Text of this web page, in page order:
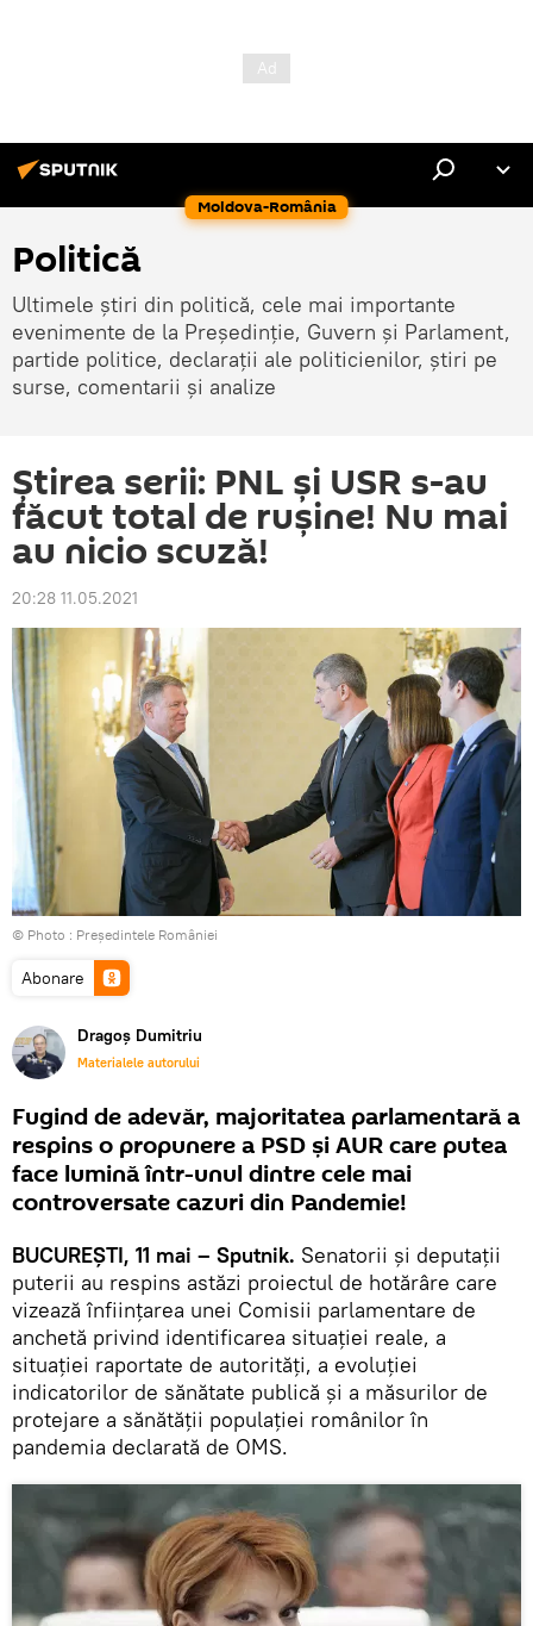
Moldova-România
Politică
Ultimele știri din politică, cele mai importante
evenimente de la Președinție, Guvern și Parlament,
partide politice, declarații ale politicienilor, știri pe
surse, comentarii și analize
Știrea serii: PNL și USR s-au
făcut total de rușine! Nu mai
au nicio scuză!
20:28 11.05.2021
© Photo : Președintele României
Abonare
Dragoș Dumitriu
Materialele autorului
Fugind de adevăr, majoritatea parlamentară a
respins o propunere a PSD și AUR care putea
face lumină într-unul dintre cele mai
controversate cazuri din Pandemie!
BUCUREȘTI, 11 mai – Sputnik. Senatorii şi deputaţii
puterii au respins astăzi proiectul de hotărâre care
vizează înfiinţarea unei Comisii parlamentare de
anchetă privind identificarea situaţiei reale, a
situaţiei raportate de autorităţi, a evoluţiei
indicatorilor de sănătate publică şi a măsurilor de
protejare a sănătăţii populaţiei românilor în
pandemia declarată de OMS.